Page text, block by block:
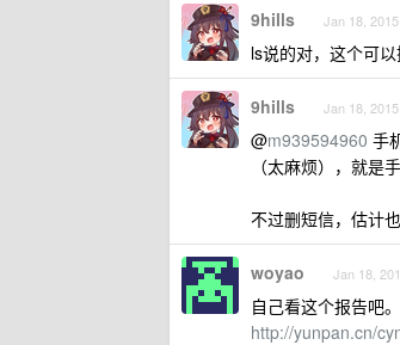
9hills Jan 18, 2015
ls说的对，这个可
9hills Jan 18, 2015
@m939594960 手
（太麻烦），就是
不过删短信，估计
woyao Jan 18,
自己看这个报告吧。
http://yunpan.cn/